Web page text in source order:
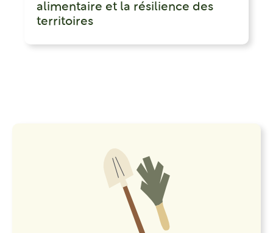
alimentaire et la résilience des
territoires